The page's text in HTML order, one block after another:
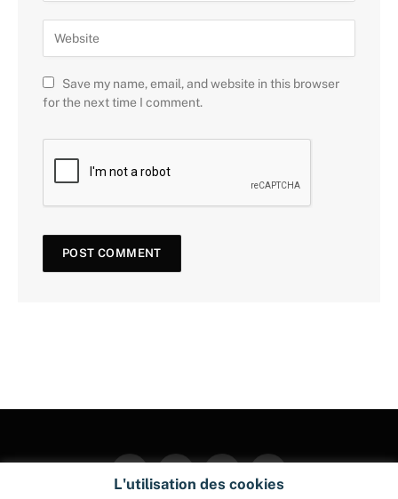
Save my name, email, and website in this browser
for the next time I comment.
FacebookTwitter InstagramPinterest
L'utilisation des cookies